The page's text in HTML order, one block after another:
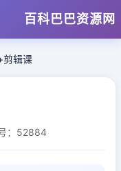
百科巴巴资源网
剪辑课
：52884